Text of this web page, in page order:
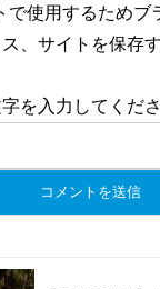
で使用するためブ
、サイトを保存す
を入力してくださ